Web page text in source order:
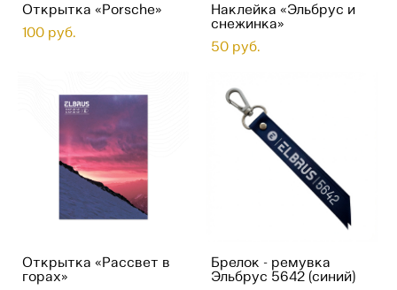
Открытка «Porsche»
100 pуб.
Наклейка «Эльбрус и
снежинка»
50 pуб.
Открытка «Рассвет в
горах»
Брелок - ремувка
Эльбрус 5642 (синий)